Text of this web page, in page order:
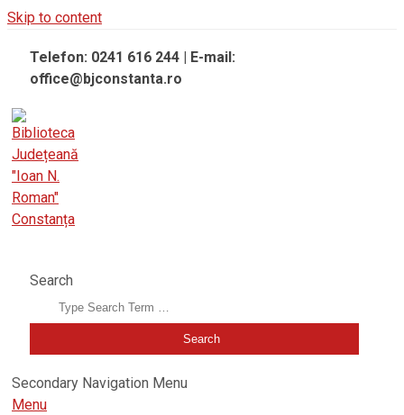
Skip to content
Telefon: 0241 616 244 | E-mail:
office@bjconstanta.ro
Search
Secondary Navigation Menu
Menu